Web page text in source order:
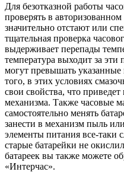
Для безотказной работы
проверять в
значительно отстают или
тщательная проверка
выдерживает перепады
температура выходит за эти
могут превышать
того, в этих условиях
свои свойства, что
механизма. Также часовые
самостоятельно менять
занести в механизм пыль
элементы питания все-таки
старые батарейки не
батареек вы также можете
«Интерчас».